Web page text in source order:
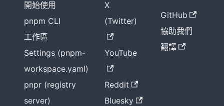
開始使用
pnpm CLI
工作區
Settings (pnpm-
workspace.yaml)
pnpr (registry
server)
X
(Twitter)
YouTube
Reddit
Bluesky
GitHub
協助我們
翻譯